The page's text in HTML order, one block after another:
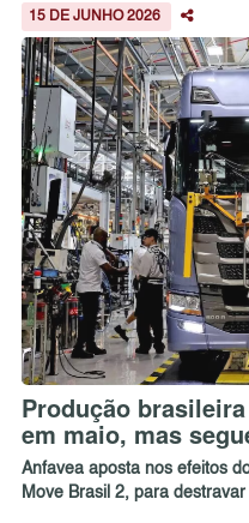
15 DE JUNHO 2026
Produção
em maio, mas
Anfavea aposta nos efeitos
Move Brasil 2, para